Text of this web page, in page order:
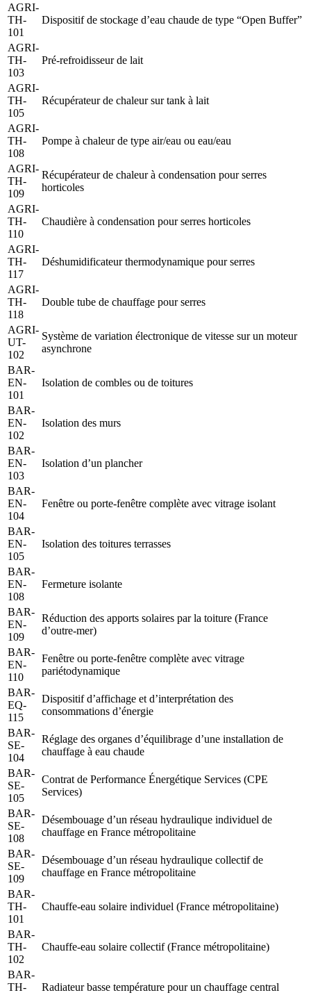
AGRI-
TH-
101
Dispositif de stockage d’eau chaude de type “Open Buffer”
AGRI-
TH-
103
Pré-refroidisseur de lait
AGRI-
TH-
105
Récupérateur de chaleur sur tank à lait
AGRI-
TH-
108
Pompe à chaleur de type air/eau ou eau/eau
AGRI-
TH-
109
Récupérateur de chaleur à condensation pour serres
horticoles
AGRI-
TH-
110
Chaudière à condensation pour serres horticoles
AGRI-
TH-
117
Déshumidificateur thermodynamique pour serres
AGRI-
TH-
118
Double tube de chauffage pour serres
AGRI-
UT-
102
Système de variation électronique de vitesse sur un moteur
asynchrone
BAR-
EN-
101
Isolation de combles ou de toitures
BAR-
EN-
102
Isolation des murs
BAR-
EN-
103
Isolation d’un plancher
BAR-
EN-
104
Fenêtre ou porte-fenêtre complète avec vitrage isolant
BAR-
EN-
105
Isolation des toitures terrasses
BAR-
EN-
108
Fermeture isolante
BAR-
EN-
109
Réduction des apports solaires par la toiture (France
d’outre-mer)
BAR-
EN-
110
Fenêtre ou porte-fenêtre complète avec vitrage
pariétodynamique
BAR-
EQ-
115
Dispositif d’affichage et d’interprétation des
consommations d’énergie
BAR-
SE-
104
Réglage des organes d’équilibrage d’une installation de
chauffage à eau chaude
BAR-
SE-
105
Contrat de Performance Énergétique Services (CPE
Services)
BAR-
SE-
108
Désembouage d’un réseau hydraulique individuel de
chauffage en France métropolitaine
BAR-
SE-
109
Désembouage d’un réseau hydraulique collectif de
chauffage en France métropolitaine
BAR-
TH-
101
Chauffe-eau solaire individuel (France métropolitaine)
BAR-
TH-
102
Chauffe-eau solaire collectif (France métropolitaine)
BAR-
TH-
Radiateur basse température pour un chauffage central